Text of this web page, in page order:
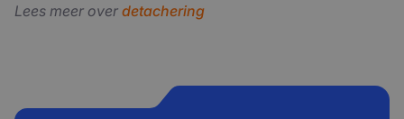
Lees meer over detachering